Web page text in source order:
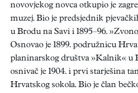
novovjekog novca otkupio je
muzej. Bio je predsjednik
u Brodu na Savi i 1895–96.
Osnovao je 1899. podružnicu
planinarskog društva »Kalnik« u
osnivač je 1904. i prvi starješina
Hrvatskog sokola. Bio je član